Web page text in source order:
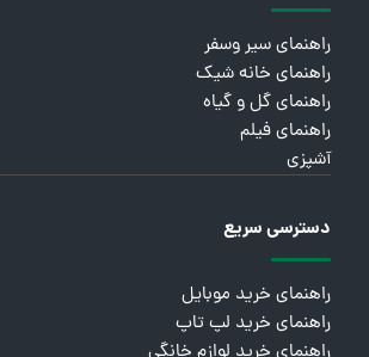
راهنمای سیر وسفر
راهنمای خانه شیک
راهنمای گل و گیاه
راهنمای فیلم
آشپزی
دسترسی سریع
راهنمای خرید موبایل
راهنمای خرید لپ تاپ